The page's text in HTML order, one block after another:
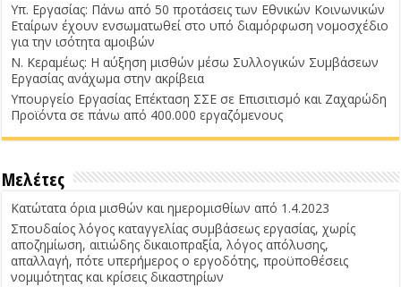
Υπ. Εργασίας: Πάνω από 50 προτάσεις των Εθνικών Κοινωνικών
Εταίρων έχουν ενσωματωθεί στο υπό διαμόρφωση νομοσχέδιο
για την ισότητα αμοιβών
Ν. Κεραμέως: Η αύξηση μισθών μέσω Συλλογικών Συμβάσεων
Εργασίας ανάχωμα στην ακρίβεια
Υπουργείο Εργασίας Επέκταση ΣΣΕ σε Επισιτισμό και Ζαχαρώδη
Προϊόντα σε πάνω από 400.000 εργαζόμενους
Μελέτες
Κατώτατα όρια μισθών και ημερομισθίων από 1.4.2023
Σπουδαίος λόγος καταγγελίας συμβάσεως εργασίας, χωρίς
αποζημίωση, αιτιώδης δικαιοπραξία, λόγος απόλυσης,
απαλλαγή, πότε υπερήμερος ο εργοδότης, προϋποθέσεις
νομιμότητας και κρίσεις δικαστηρίων